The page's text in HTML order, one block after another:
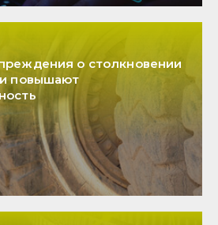
о столкновении
повышают